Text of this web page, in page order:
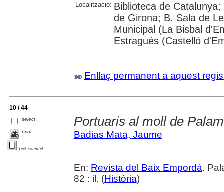
Localització: Biblioteca de
de Girona; B. Sala de
Municipal (La Bisbal
Estragués (Castelló
Enllaç permanent a aquest
10 / 44
select
print
Text complet
Portuaris al moll de
Badias Mata, Jaume
En: Revista del Baix Empordà.
82 : il. (Història)